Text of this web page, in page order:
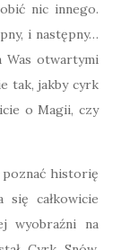
nic innego.
i następny…
Was otwartymi
tak, jakby cyrk
o Magii, czy
poznać historię
się całkowicie
wyobraźni na